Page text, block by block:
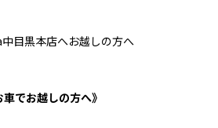
目黒本店へお越しの方へ
車でお越しの方へ》